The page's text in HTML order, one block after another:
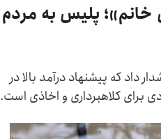
پلیس به مردم
داد که پیشنهاد درآمد بالا در
برای کلاهبرداری و اخاذی است.